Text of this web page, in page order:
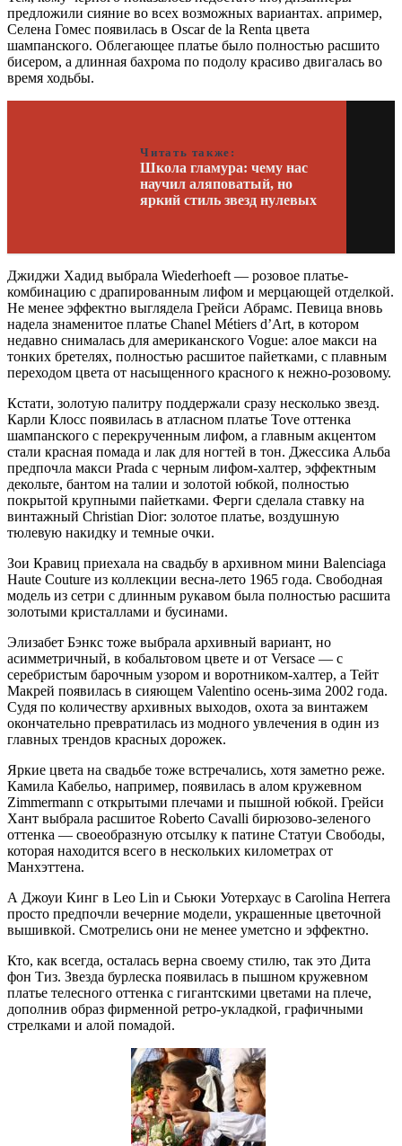
предложили сияние во всех возможных вариантах. апример,
Селена Гомес появилась в Oscar de la Renta цвета
шампанского. Облегающее платье было полностью расшито
бисером, а длинная бахрома по подолу красиво двигалась во
время ходьбы.
Читать также:
Школа гламура: чему нас
научил аляповатый, но
яркий стиль звезд нулевых
Джиджи Хадид выбрала Wiederhoeft — розовое платье-
комбинацию с драпированным лифом и мерцающей отделкой.
Не менее эффектно выглядела Грейси Абрамс. Певица вновь
надела знаменитое платье Chanel Métiers d’Art, в котором
недавно снималась для американского Vogue: алое макси на
тонких бретелях, полностью расшитое пайетками, с плавным
переходом цвета от насыщенного красного к нежно-розовому.
Кстати, золотую палитру поддержали сразу несколько звезд.
Карли Клосс появилась в атласном платье Tove оттенка
шампанского с перекрученным лифом, а главным акцентом
стали красная помада и лак для ногтей в тон. Джессика Альба
предпочла макси Prada с черным лифом-халтер, эффектным
декольте, бантом на талии и золотой юбкой, полностью
покрытой крупными пайетками. Ферги сделала ставку на
винтажный Christian Dior: золотое платье, воздушную
тюлевую накидку и темные очки.
Зои Кравиц приехала на свадьбу в архивном мини Balenciaga
Haute Couture из коллекции весна-лето 1965 года. Свободная
модель из сетри с длинным рукавом была полностью расшита
золотыми кристаллами и бусинами.
Элизабет Бэнкс тоже выбрала архивный вариант, но
асимметричный, в кобальтовом цвете и от Versace — с
серебристым барочным узором и воротником-халтер, а Тейт
Макрей появилась в сияющем Valentino осень-зима 2002 года.
Судя по количеству архивных выходов, охота за винтажем
окончательно превратилась из модного увлечения в один из
главных трендов красных дорожек.
Яркие цвета на свадьбе тоже встречались, хотя заметно реже.
Камила Кабельо, например, появилась в алом кружевном
Zimmermann с открытыми плечами и пышной юбкой. Грейси
Хант выбрала расшитое Roberto Cavalli бирюзово-зеленого
оттенка — своеобразную отсылку к патине Статуи Свободы,
которая находится всего в нескольких километрах от
Манхэттена.
А Джоуи Кинг в Leo Lin и Сьюки Уотерхаус в Carolina Herrera
просто предпочли вечерние модели, украшенные цветочной
вышивкой. Смотрелись они не менее уметсно и эффектно.
Кто, как всегда, осталась верна своему стилю, так это Дита
фон Тиз. Звезда бурлеска появилась в пышном кружевном
платье телесного оттенка с гигантскими цветами на плече,
дополнив образ фирменной ретро-укладкой, графичными
стрелками и алой помадой.